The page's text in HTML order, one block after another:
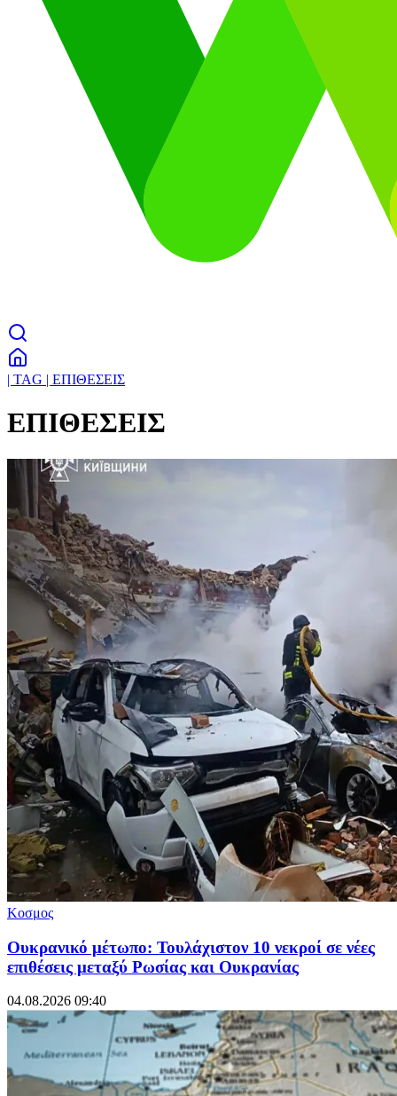
| TAG | ΕΠΙΘΕΣΕΙΣ
ΕΠΙΘΕΣΕΙΣ
Κοσμος
Ουκρανικό μέτωπο: Τουλάχιστον 10 νεκροί σε νέες
επιθέσεις μεταξύ Ρωσίας και Ουκρανίας
04.08.2026 09:40